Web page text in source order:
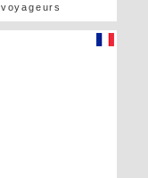
voyageurs